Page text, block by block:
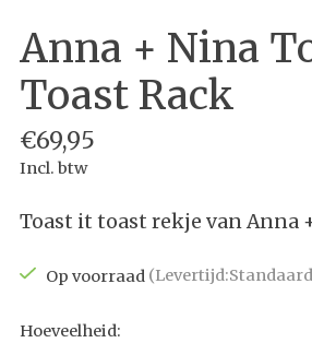
Anna + Nina
Toast Rack
€69,95
Incl. btw
Toast it toast rekje van Anna
Op voorraad
Hoeveelheid: